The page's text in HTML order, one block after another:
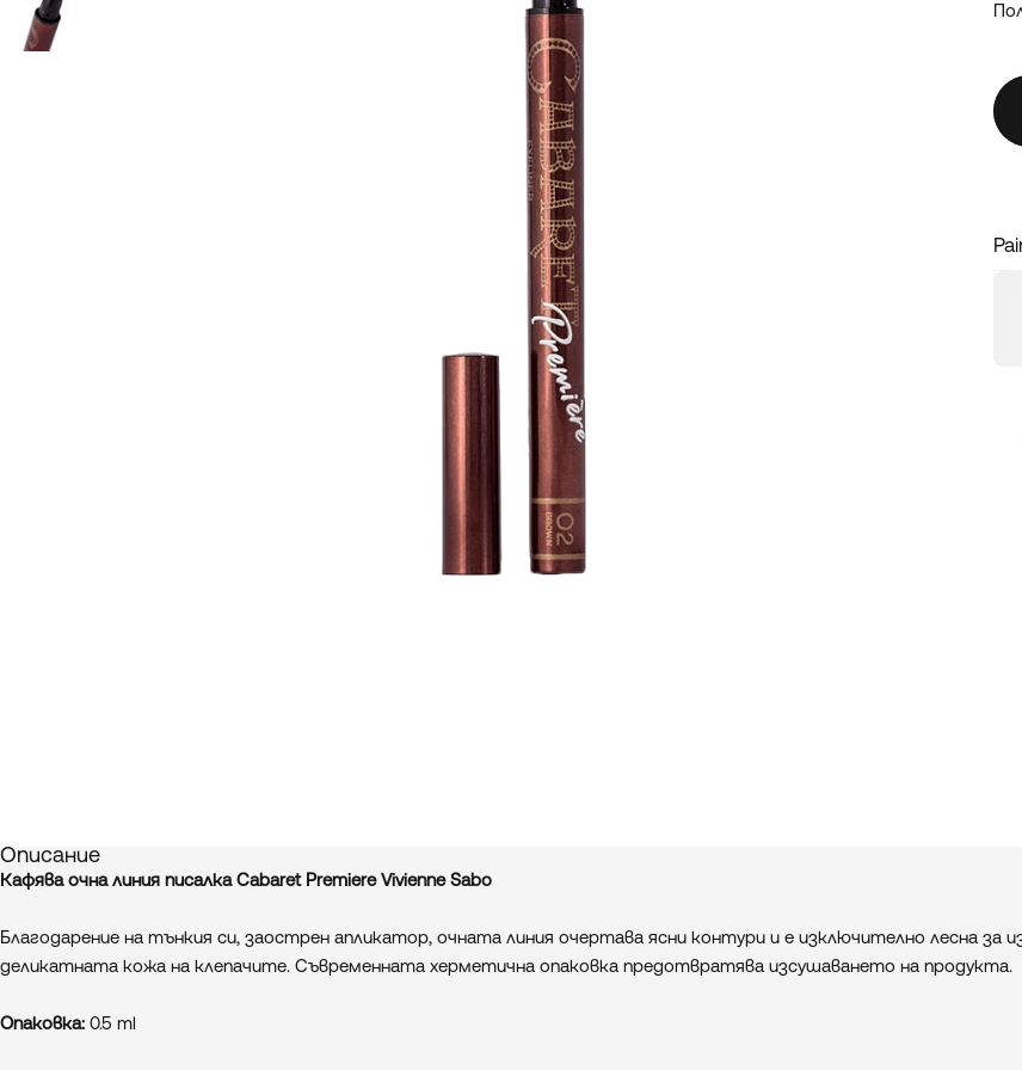
Описание
Кафява очна линия писалка Cabaret Premiere Vivienne Sabo
Благодарение на тънкия си, заострен апликатор, очната линия очертава ясни контури и е изключително лесна за
деликатната кожа на клепачите. Съвременната херметична опаковка предотвратява изсушаването на продукта.
Опаковка: 0.5 ml